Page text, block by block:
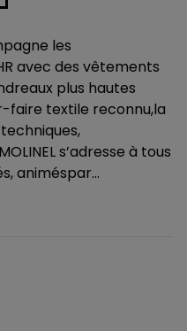
les
avec des vêtements
plus hautes
faire textile reconnu,la
s’adresse à tous
animéspar...